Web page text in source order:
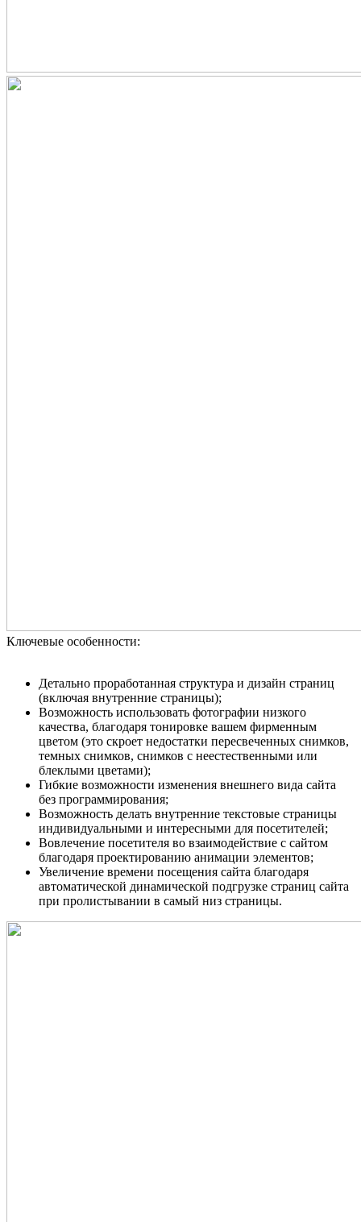
Ключевые особенности:
Детально проработанная структура и дизайн страниц
(включая внутренние страницы);
Возможность использовать фотографии низкого
качества, благодаря тонировке вашем фирменным
цветом (это скроет недостатки пересвеченных снимков,
темных снимков, снимков с неестественными или
блеклыми цветами);
Гибкие возможности изменения внешнего вида сайта
без программирования;
Возможность делать внутренние текстовые страницы
индивидуальными и интересными для посетителей;
Вовлечение посетителя во взаимодействие с сайтом
благодаря проектированию анимации элементов;
Увеличение времени посещения сайта благодаря
автоматической динамической подгрузке страниц сайта
при пролистывании в самый низ страницы.